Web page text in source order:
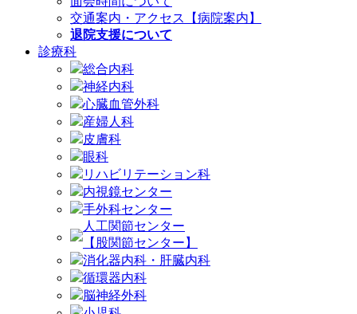
交通案内・アクセス【病院案内】
退院支援について
診療科
総合内科
神経内科
心臓血管外科
産婦人科
皮膚科
眼科
リハビリテーション科
内視鏡センター
手外科センター
人工関節センター
【股関節センター】
消化器内科・肝臓内科
循環器内科
脳神経外科